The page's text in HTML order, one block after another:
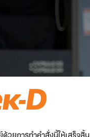
วยการทำคำสั่งนี้ให้เสร็จสิ้น